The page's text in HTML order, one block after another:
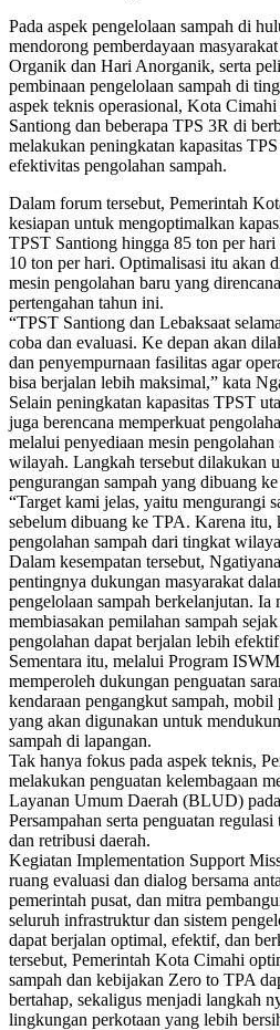
Pada aspek pengelolaan sampah di
mendorong pemberdayaan
Organik dan Hari Anorganik, serta
pembinaan pengelolaan sampah di
aspek teknis operasional, Kota
Santiong dan beberapa TPS 3R di
melakukan peningkatan kapasitas
efektivitas pengolahan sampah.
Dalam forum tersebut, Pemerintah
kesiapan untuk mengoptimalkan
TPST Santiong hingga 85 ton per hari
10 ton per hari. Optimalisasi itu akan
mesin pengolahan baru yang
pertengahan tahun ini.
“TPST Santiong dan Lebaksaat
coba dan evaluasi. Ke depan akan
dan penyempurnaan fasilitas agar
bisa berjalan lebih maksimal,” kata
Selain peningkatan kapasitas TPST
juga berencana memperkuat
melalui penyediaan mesin
wilayah. Langkah tersebut dilakukan
pengurangan sampah yang dibuang
“Target kami jelas, yaitu mengurangi
sebelum dibuang ke TPA. Karena itu,
pengolahan sampah dari tingkat
Dalam kesempatan tersebut,
pentingnya dukungan masyarakat
pengelolaan sampah berkelanjutan. Ia
membiasakan pemilahan sampah
pengolahan dapat berjalan lebih
Sementara itu, melalui Program
memperoleh dukungan penguatan
kendaraan pengangkut sampah,
yang akan digunakan untuk
sampah di lapangan.
Tak hanya fokus pada aspek teknis,
melakukan penguatan kelembagaan
Layanan Umum Daerah (BLUD)
Persampahan serta penguatan
dan retribusi daerah.
Kegiatan Implementation Support
ruang evaluasi dan dialog bersama
pemerintah pusat, dan mitra
seluruh infrastruktur dan sistem
dapat berjalan optimal, efektif, dan
tersebut, Pemerintah Kota Cimahi
sampah dan kebijakan Zero to TPA
bertahap, sekaligus menjadi langkah
lingkungan perkotaan yang lebih